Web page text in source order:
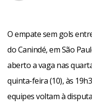
O empate sem gols
do Canindé, em São
aberto a vaga nas
quinta-feira (10), às
equipes voltam à